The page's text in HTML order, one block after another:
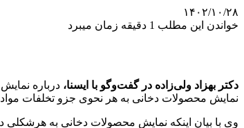
۱۴۰۲/۱۰/۲۸
خواندن این مطلب 1 دقیقه زمان میبرد
دکتر بهزاد ولی‌زاده در گفت‌وگو با ایسنا، درباره
نمایش محصولات دخانی به هر نحوی جزو تخلفات مواد ۳ و ۱۰ قانون «جامع کنترل و مبارزه ملی با دخانیات» است و مشمول جریمه می‌شود.